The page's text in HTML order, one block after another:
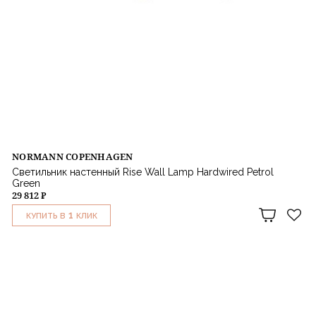
NORMANN COPENHAGEN
Светильник настенный Rise Wall Lamp Hardwired Petrol
Green
29 812 ₽
КУПИТЬ В 1 КЛИК